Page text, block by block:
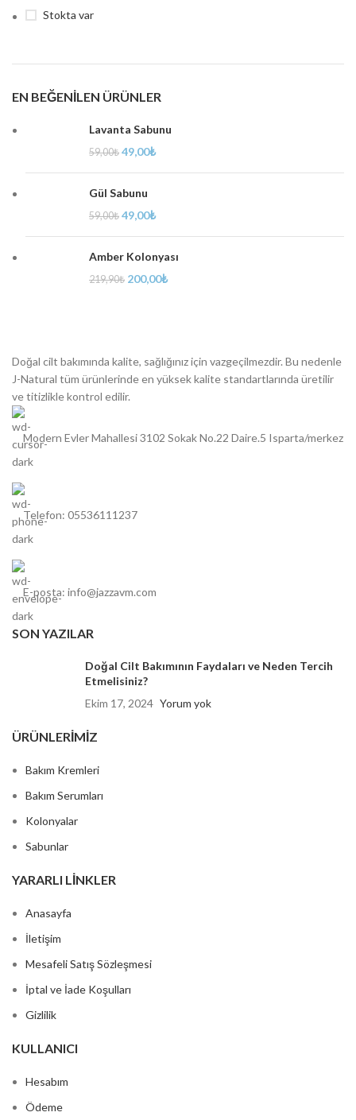
Stokta var
EN BEĞENILEN ÜRÜNLER
Lavanta Sabunu
59,00₺ 49,00₺
Gül Sabunu
59,00₺ 49,00₺
Amber Kolonyası
219,90₺ 200,00₺
Doğal cilt bakımında kalite, sağlığınız için vazgeçilmezdir. Bu nedenle
J-Natural tüm ürünlerinde en yüksek kalite standartlarında üretilir
ve titizlikle kontrol edilir.
Modern Evler Mahallesi 3102 Sokak No.22 Daire.5 Isparta/merkez
Telefon: 05536111237
E-posta: info@jazzavm.com
SON YAZILAR
Doğal Cilt Bakımının Faydaları ve Neden Tercih
Etmelisiniz?
Ekim 17, 2024 Yorum yok
ÜRÜNLERIMIZ
Bakım Kremleri
Bakım Serumları
Kolonyalar
Sabunlar
YARARLI LINKLER
Anasayfa
İletişim
Mesafeli Satış Sözleşmesi
İptal ve İade Koşulları
Gizlilik
KULLANICI
Hesabım
Ödeme